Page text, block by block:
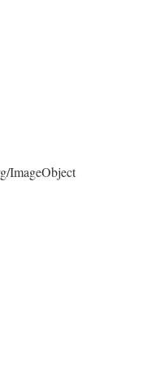
ImageObject